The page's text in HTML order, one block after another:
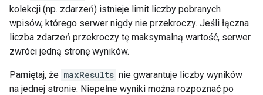
kolekcji (np. zdarzeń) istnieje limit liczby pobranych
wpisów, którego serwer nigdy nie przekroczy. Jeśli łączna
liczba zdarzeń przekroczy tę maksymalną wartość, serwer
zwróci jedną stronę wyników.
Pamiętaj, że maxResults nie gwarantuje liczby wyników
na jednej stronie. Niepełne wyniki można rozpoznać po